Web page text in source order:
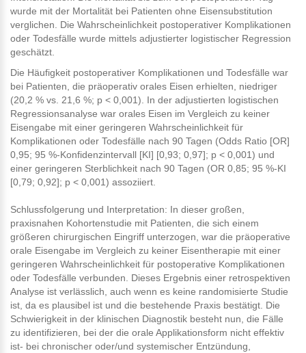
wurde mit der Mortalität bei Patienten ohne Eisensubstitution
verglichen. Die Wahrscheinlichkeit postoperativer Komplikationen
oder Todesfälle wurde mittels adjustierter logistischer Regression
geschätzt.
Die Häufigkeit postoperativer Komplikationen und Todesfälle war
bei Patienten, die präoperativ orales Eisen erhielten, niedriger
(20,2 % vs. 21,6 %; p < 0,001). In der adjustierten logistischen
Regressionsanalyse war orales Eisen im Vergleich zu keiner
Eisengabe mit einer geringeren Wahrscheinlichkeit für
Komplikationen oder Todesfälle nach 90 Tagen (Odds Ratio [OR]
0,95; 95 %-Konfidenzintervall [KI] [0,93; 0,97]; p < 0,001) und
einer geringeren Sterblichkeit nach 90 Tagen (OR 0,85; 95 %-KI
[0,79; 0,92]; p < 0,001) assoziiert.
Schlussfolgerung und Interpretation: In dieser großen,
praxisnahen Kohortenstudie mit Patienten, die sich einem
größeren chirurgischen Eingriff unterzogen, war die präoperative
orale Eisengabe im Vergleich zu keiner Eisentherapie mit einer
geringeren Wahrscheinlichkeit für postoperative Komplikationen
oder Todesfälle verbunden. Dieses Ergebnis einer retrospektiven
Analyse ist verlässlich, auch wenn es keine randomisierte Studie
ist, da es plausibel ist und die bestehende Praxis bestätigt. Die
Schwierigkeit in der klinischen Diagnostik besteht nun, die Fälle
zu identifizieren, bei der die orale Applikationsform nicht effektiv
ist- bei chronischer oder/und systemischer Entzündung,